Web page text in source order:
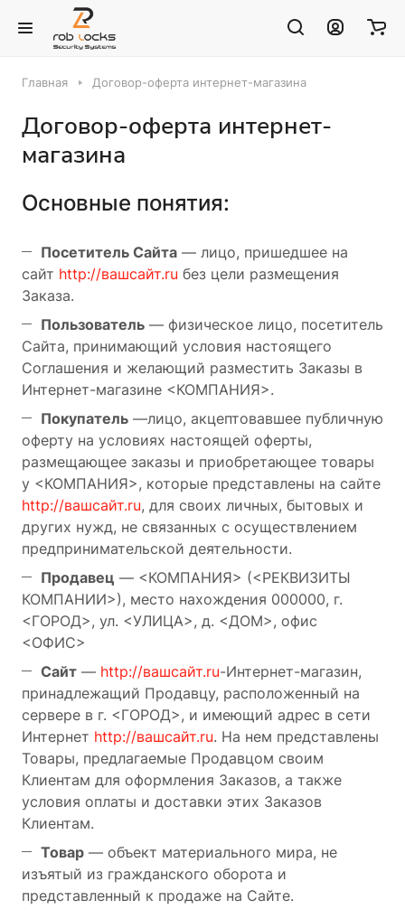
Главная Договор-оферта интернет-магазина
Договор-оферта интернет-
магазина
Основные понятия:
Посетитель Сайта — лицо, пришедшее на
сайт http://вашсайт.ru без цели размещения
Заказа.
Пользователь — физическое лицо, посетитель
Сайта, принимающий условия настоящего
Соглашения и желающий разместить Заказы в
Интернет-магазине <КОМПАНИЯ>.
Покупатель —лицо, акцептовавшее публичную
оферту на условиях настоящей оферты,
размещающее заказы и приобретающее товары
у <КОМПАНИЯ>, которые представлены на сайте
http://вашсайт.ru, для своих личных, бытовых и
других нужд, не связанных с осуществлением
предпринимательской деятельности.
Продавец — <КОМПАНИЯ> (<РЕКВИЗИТЫ
КОМПАНИИ>), место нахождения 000000, г.
<ГОРОД>, ул. <УЛИЦА>, д. <ДОМ>, офис
<ОФИС>
Сайт — http://вашсайт.ru-Интернет-магазин,
принадлежащий Продавцу, расположенный на
сервере в г. <ГОРОД>, и имеющий адрес в сети
Интернет http://вашсайт.ru. На нем представлены
Товары, предлагаемые Продавцом своим
Клиентам для оформления Заказов, а также
условия оплаты и доставки этих Заказов
Клиентам.
Товар — объект материального мира, не
изъятый из гражданского оборота и
представленный к продаже на Сайте.